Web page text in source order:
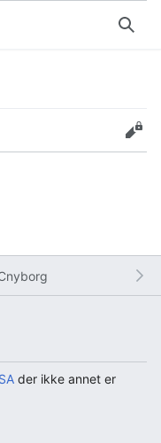
Søk
Rediger
der ikke annet er